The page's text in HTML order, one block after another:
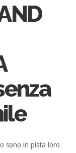
sono in pista loro